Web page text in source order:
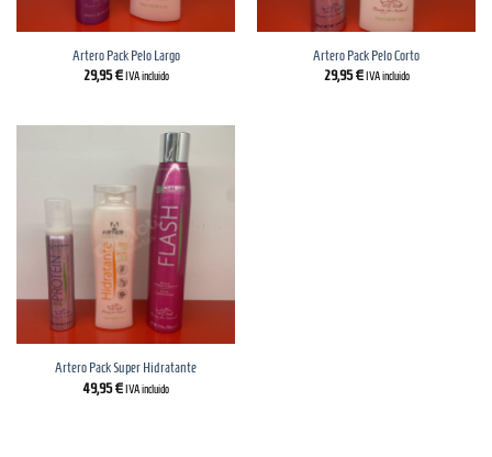
Artero Pack Pelo Largo
29,95€ IVA incluido
Artero Pack Pelo Corto
29,95€ IVA incluido
Artero Pack Super Hidratante
49,95€IVA incluido